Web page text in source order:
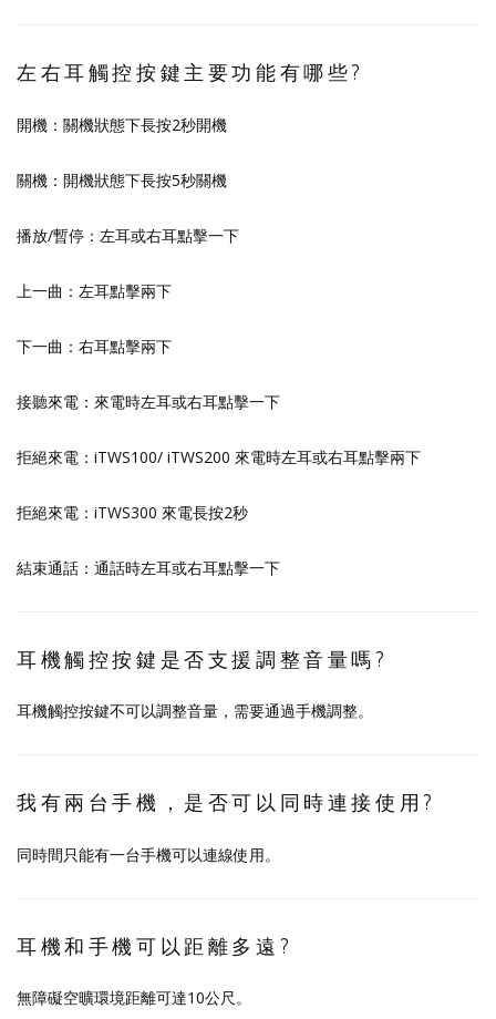
左右耳觸控按鍵主要功能有哪些?
開機：關機狀態下長按2秒開機
關機：開機狀態下長按5秒關機
播放/暫停：左耳或右耳點擊一下
上一曲：左耳點擊兩下
下一曲：右耳點擊兩下
接聽來電：來電時左耳或右耳點擊一下
拒絕來電：iTWS100/ iTWS200 來電時左耳或右耳點擊兩下
拒絕來電：iTWS300 來電長按2秒
結束通話：通話時左耳或右耳點擊一下
耳機觸控按鍵是否支援調整音量嗎?
耳機觸控按鍵不可以調整音量，需要通過手機調整。
我有兩台手機，是否可以同時連接使用?
同時間只能有一台手機可以連線使用。
耳機和手機可以距離多遠?
無障礙空曠環境距離可達10公尺。